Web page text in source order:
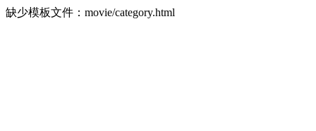
缺少模板文件：movie/category.html